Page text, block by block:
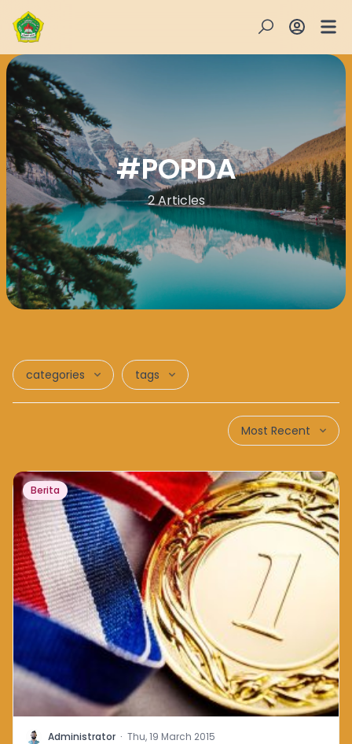
#POPDA
2 Articles
categories tags
Most Recent
Berita
A Administrator · Thu, 19 March 2015